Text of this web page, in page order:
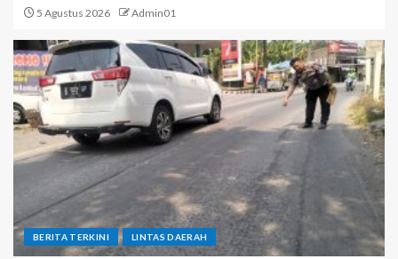
5 Agustus 2026 Admin01
BERITA TERKINI LINTAS DAERAH